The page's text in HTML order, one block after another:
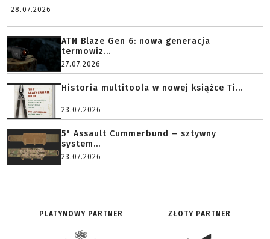
28.07.2026
ATN Blaze Gen 6: nowa generacja
termowiz...
27.07.2026
Historia multitoola w nowej książce Ti...
23.07.2026
5" Assault Cummerbund – sztywny
system...
23.07.2026
PLATYNOWY PARTNER ZŁOTY PARTNER